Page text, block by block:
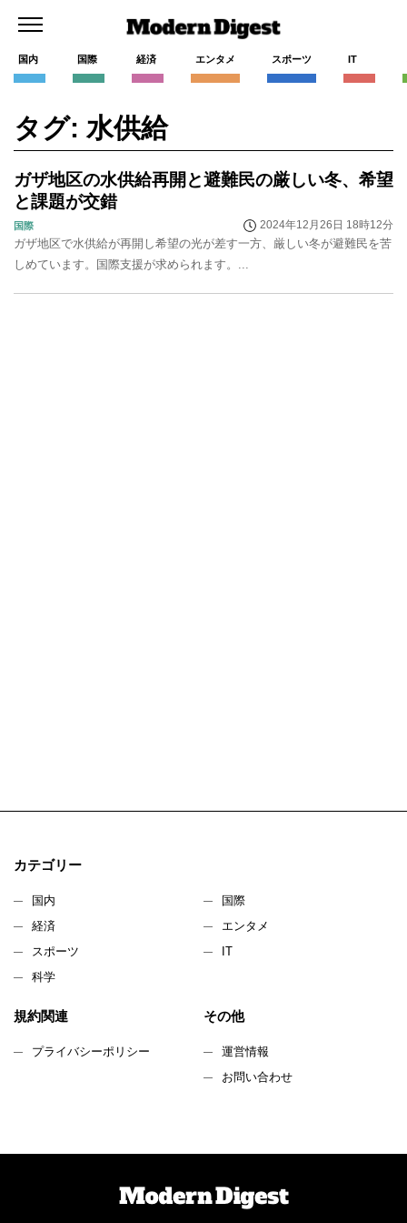
国内 国際 経済 エンタメ スポーツ IT
タグ: 水供給
ガザ地区の水供給再開と避難民の厳しい冬、希望
と課題が交錯
国際 2024年12月26日 18時12分
ガザ地区で水供給が再開し希望の光が差す一方、厳しい冬が避難民を苦
しめています。国際支援が求められます。...
カテゴリー
国内
国際
経済
エンタメ
スポーツ
IT
科学
規約関連
プライバシーポリシー
その他
運営情報
お問い合わせ